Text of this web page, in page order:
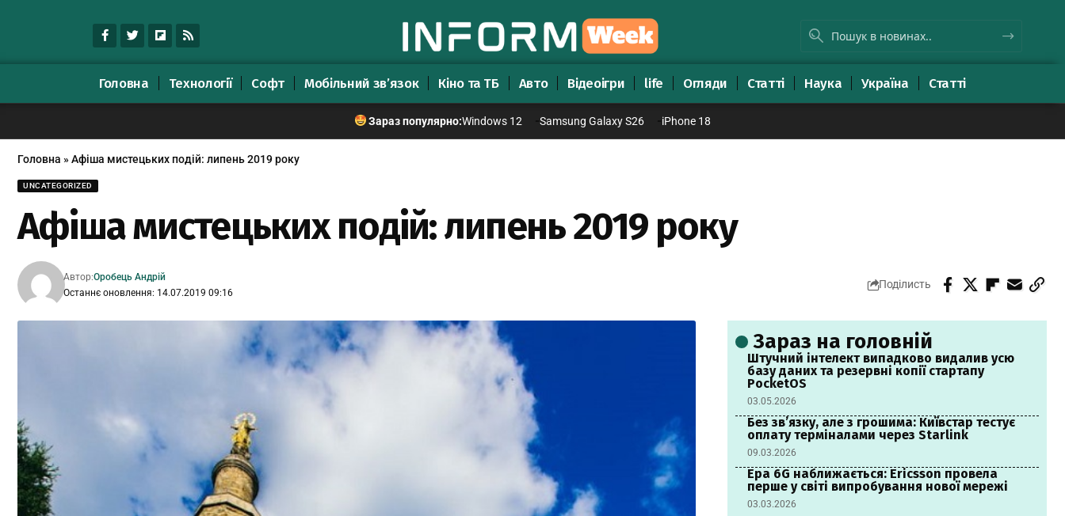
Головна Технології Софт Мобільний зв’язок Кіно та ТБ Авто Відеоігри life Огляди Статті Наука Україна Статті
Зараз популярно:Windows 12 Samsung Galaxy S26 iPhone 18
Головна »Афіша мистецьких подій: липень 2019 року
UNCATEGORIZED
Афіша мистецьких подій: липень 2019 року
Останнє оновлення: 14.07.2019 09:16
Автор:Оробець Андрій
Поділисть
Зараз на головній
Штучний інтелект випадково видалив усю
базу даних та резервні копії стартапу
PocketOS
03.05.2026
Без зв’язку, але з грошима: Київстар тестує
оплату терміналами через Starlink
09.03.2026
Ера 6G наближається: Ericsson провела
перше у світі випробування нової мережі
03.03.2026